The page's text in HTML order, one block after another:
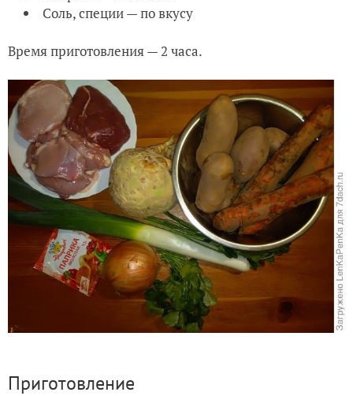
Соль, специи — по вкусу
Время приготовления — 2 часа.
Приготовление